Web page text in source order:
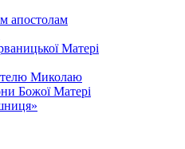
апостолам
Матері
Миколаю
Божої Матері